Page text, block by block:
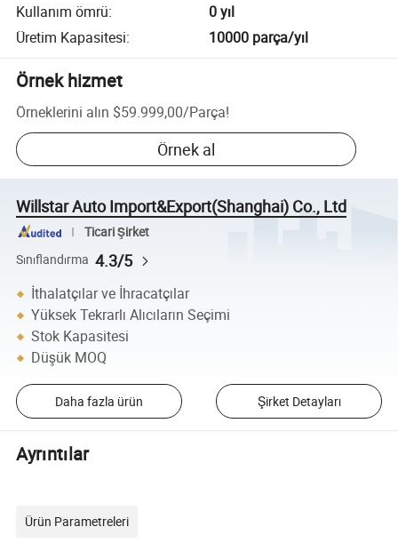
Kullanım ömrü:
0 yıl
Üretim Kapasitesi: 10000 parça/yıl
Örnek hizmet
Örneklerini alın $59.999,00/Parça!
Örnek al
Willstar Auto Import&Export(Shanghai) Co., Ltd
Ticari Şirket
Sınıflandırma 4.3/5
İthalatçılar ve İhracatçılar
Yüksek Tekrarlı Alıcıların Seçimi
Stok Kapasitesi
Düşük MOQ
Daha fazla ürün Şirket Detayları
Ayrıntılar
Ürün Parametreleri